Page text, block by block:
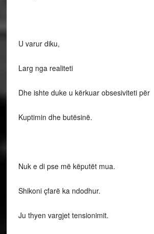
U varur diku,
Larg nga realiteti
Dhe ishte duke u kërkuar obsesiviteti për
Kuptimin dhe butësinë.
Nuk e di pse më këputët mua.
Shikoni çfarë ka ndodhur.
Ju thyen vargjet tensionimit.